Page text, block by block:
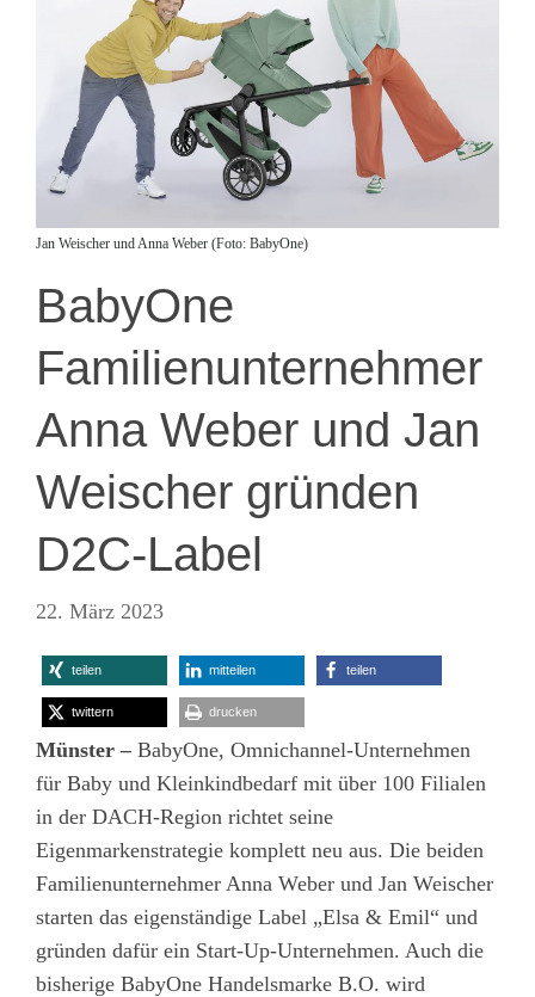
Jan Weischer und Anna Weber (Foto: BabyOne)
BabyOne
Familienunternehmer
Anna Weber und Jan
Weischer gründen
D2C-Label
22. März 2023
teilen mitteilen teilen
twittern drucken
Münster – BabyOne, Omnichannel-Unternehmen
für Baby und Kleinkindbedarf mit über 100 Filialen
in der DACH-Region richtet seine
Eigenmarkenstrategie komplett neu aus. Die beiden
Familienunternehmer Anna Weber und Jan Weischer
starten das eigenständige Label „Elsa & Emil“ und
gründen dafür ein Start-Up-Unternehmen. Auch die
bisherige BabyOne Handelsmarke B.O. wird